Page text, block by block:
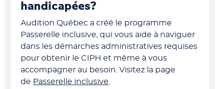
handicapées?
Audition Québec a créé le programme
Passerelle inclusive, qui vous aide à naviguer
dans les démarches administratives requises
pour obtenir le CIPH et même à vous
accompagner au besoin. Visitez la page
de Passerelle inclusive